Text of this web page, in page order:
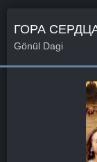
ГОРА
Gönül Dagi